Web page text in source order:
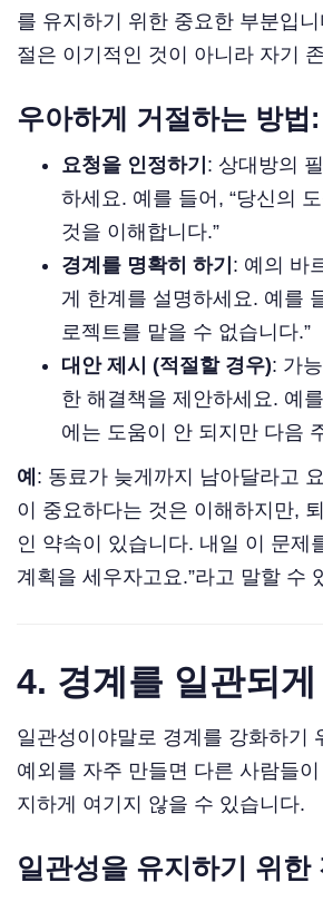
를 유지하기 위한 중요한 부분입
절은 이기적인 것이 아니라 자기
우아하게 거절하는 방법:
요청을 인정하기 : 상대방의
하세요. 예를 들어, “당신의
것을 이해합니다.”
경계를 명확히 하기 : 예의 바
게 한계를 설명하세요. 예를
로젝트를 맡을 수 없습니다.”
대안 제시 (적절할 경우): 가
한 해결책을 제안하세요. 예
에는 도움이 안 되지만 다음
예 : 동료가 늦게까지 남아달라고
이 중요하다는 것은 이해하지만,
인 약속이 있습니다. 내일 이 문제
계획을 세우자고요.”라고 말할 수
4. 경계를 일관되게
일관성이야말로 경계를 강화하기
예외를 자주 만들면 다른 사람들
지하게 여기지 않을 수 있습니다.
일관성을 유지하기 위한